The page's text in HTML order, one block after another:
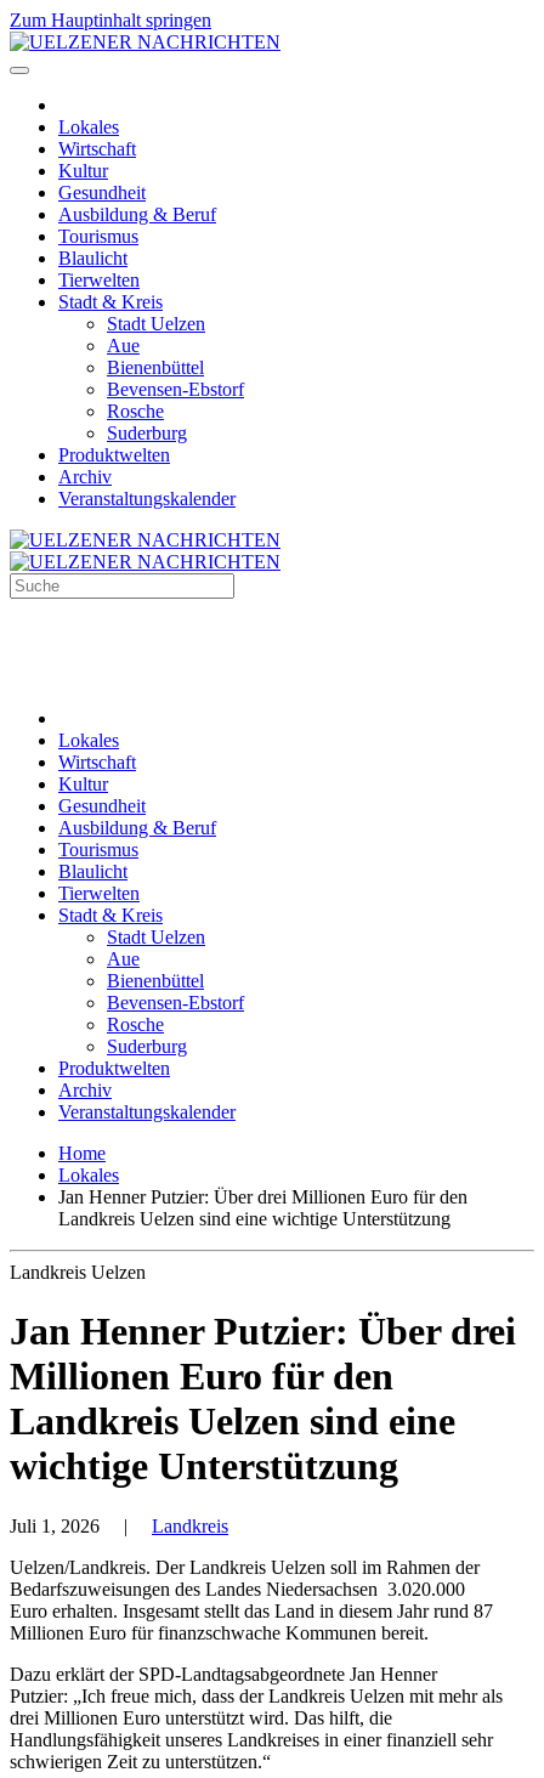
Zum Hauptinhalt springen
Lokales
Wirtschaft
Kultur
Gesundheit
Ausbildung & Beruf
Tourismus
Blaulicht
Tierwelten
Stadt & Kreis
Stadt Uelzen
Aue
Bienenbüttel
Bevensen-Ebstorf
Rosche
Suderburg
Produktwelten
Archiv
Veranstaltungskalender
Lokales
Wirtschaft
Kultur
Gesundheit
Ausbildung & Beruf
Tourismus
Blaulicht
Tierwelten
Stadt & Kreis
Stadt Uelzen
Aue
Bienenbüttel
Bevensen-Ebstorf
Rosche
Suderburg
Produktwelten
Archiv
Veranstaltungskalender
Home
Lokales
Jan Henner Putzier: Über drei Millionen Euro für den
Landkreis Uelzen sind eine wichtige Unterstützung
Landkreis Uelzen
Jan Henner Putzier: Über drei
Millionen Euro für den
Landkreis Uelzen sind eine
wichtige Unterstützung
Juli 1, 2026 | Landkreis
Uelzen/Landkreis. Der Landkreis Uelzen soll im Rahmen der
Bedarfszuweisungen des Landes Niedersachsen 3.020.000
Euro erhalten. Insgesamt stellt das Land in diesem Jahr rund 87
Millionen Euro für finanzschwache Kommunen bereit.
Dazu erklärt der SPD-Landtagsabgeordnete Jan Henner
Putzier: „Ich freue mich, dass der Landkreis Uelzen mit mehr als
drei Millionen Euro unterstützt wird. Das hilft, die
Handlungsfähigkeit unseres Landkreises in einer finanziell sehr
schwierigen Zeit zu unterstützen.“